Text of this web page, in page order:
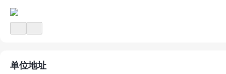
顾连医疗总部设于上海，是全国首家覆盖全康复需求、连续医
团，搭建了以老年康复为基础、功能康复为特色、重症康复为
覆盖全国各主要区域。
单位地址